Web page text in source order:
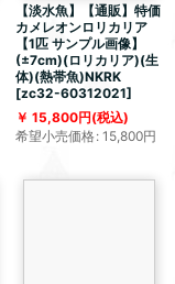
【淡水魚】【通販】特価
カメレオンロリカリア
【1匹 サンプル画像】
(±7cm)(ロリカリア)(生
体)(熱帯魚)NKRK
[zc32-60312021]
15,800円(税込)
希望小売価格: 15,800円